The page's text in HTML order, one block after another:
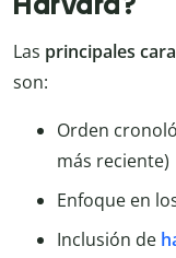
Las principales
son:
Orden
más reciente)
Enfoque en
Inclusión de